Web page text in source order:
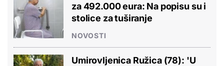
za 492.000 eura: Na popisu su i
stolice za tuširanje
NOVOSTI
Umirovljenica Ružica (78): 'U